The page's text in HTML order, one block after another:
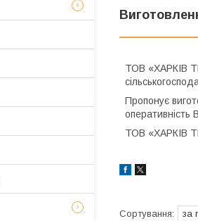
ТОВ «ХАРКІВ
Пропонує
оперативність
ТОВ «ХАРКІВ